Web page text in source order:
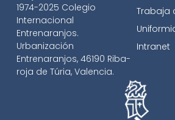
1974-2025 Colegio
Internacional
Entrenaranjos.
Urbanización
Entrenaranjos, 46190 Riba-
roja de Túria, Valencia.
Trabaja
Intranet